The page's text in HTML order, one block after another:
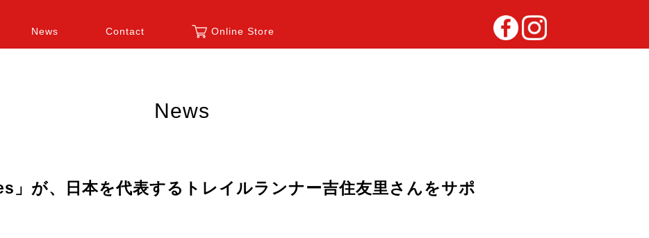
News Contact Online Store
News
」が、日本を代表するトレイルランナー吉住友里さんをサポ